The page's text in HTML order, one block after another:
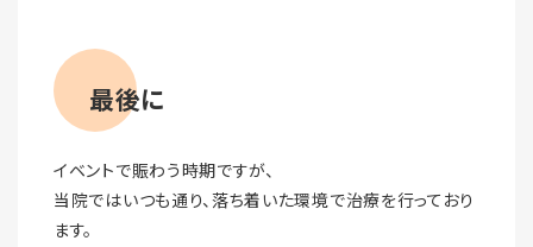
最後に
イベントで賑わう時期ですが、
当院ではいつも通り、落ち着いた環境で治療を行っており
ます。